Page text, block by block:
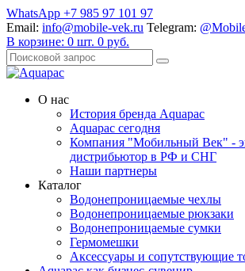
WhatsApp +7 985 97 101 97
Email: info@mobile-vek.ru Telegram:
В корзине: 0 шт. 0 руб.
О нас
История бренда Aquapac
Aquapac cегодня
Компания "Мобильный Век" -
дистрибьютор в РФ и СНГ
Наши партнеры
Каталог
Водонепроницаемые чехлы
Водонепроницаемые рюкзаки
Водонепроницаемые сумки
Гермомешки
Аксессуары и сопутствующие